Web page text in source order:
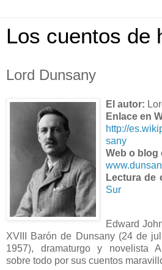
Los cuentos de
Lord Dunsany
El autor:
Enlace en
http://
sany
Web o blog
Lectura de
Sur
Edward
XVIII Barón de Dunsany (24 de
1957), dramaturgo y novelista
sobre todo por sus cuentos